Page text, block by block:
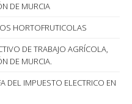
DE MURCIA
HORTOFRUTICOLAS
DE TRABAJO AGRÍCOLA,
DE MURCIA.
DEL IMPUESTO ELECTRICO EN